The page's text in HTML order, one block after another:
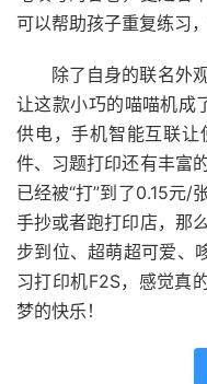
可以帮助孩子重复练习
除了自身的联名外
让这款小巧的喵喵机成
供电，手机智能互联
件、习题打印还有丰富
已经被“打”到了0.15元/
手抄或者跑打印店，那
步到位、超萌超可爱、
习打印机F2S，感觉真
梦的快乐！